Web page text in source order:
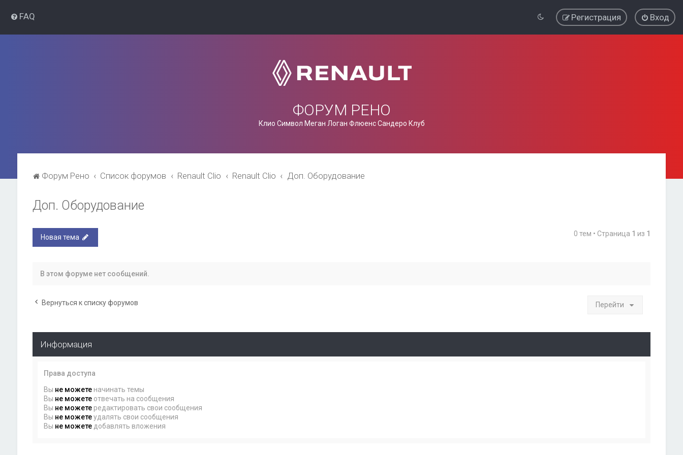
FAQ Вход
Регистрация
ФОРУМ РЕНО
Клио Символ Меган Логан Флюенс Сандеро Клуб
Форум Рено Список форумов Renault Clio Renault Clio Доп. Оборудование
Доп. Оборудование
Новая тема 0 тем • Страница 1 из 1
В этом форуме нет сообщений.
Вернуться к списку форумов Перейти
Информация
Права доступа
Вы не можетеначинать темы
Вы не можетеотвечать на сообщения
Вы не можетередактировать свои сообщения
Вы не можетеудалять свои сообщения
Вы не можетедобавлять вложения